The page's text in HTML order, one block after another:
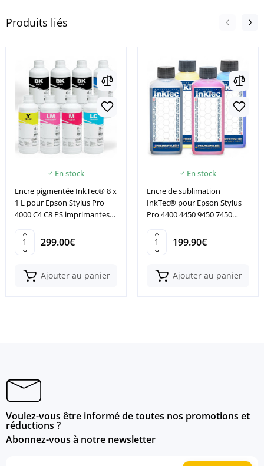
Produits liés
En stock
Encre pigmentée InkTec® 8 x
1 L pour Epson Stylus Pro
4000 C4 C8 PS imprimantes
299.00€
Ajouter au panier
En stock
Encre de sublimation
InkTec® pour Epson Stylus
Pro 4400 4450 9450 7450
199.90€
Ajouter au panier
Voulez-vous être informé de toutes nos promotions et
réductions ?
Abonnez-vous à notre newsletter